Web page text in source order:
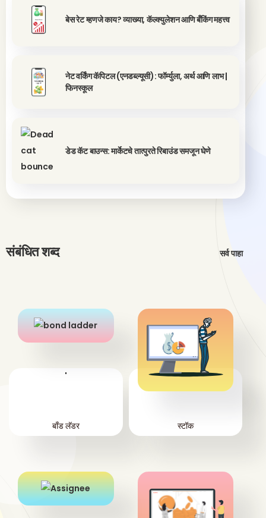
बेस रेट म्हणजे काय? व्याख्या, कॅल्क्युलेशन आणि बँकिंग महत्त्व
नेट वर्किंग कॅपिटल (एनडब्ल्यूसी): फॉर्म्युला, अर्थ आणि लाभ |
फिनस्कूल
डेड कॅट बाउन्स: मार्केटचे तात्पुरते रिबाउंड समजून घेणे
संबंधित शब्द सर्व पाहा
'
बाँड लॅडर
'
स्टॉक